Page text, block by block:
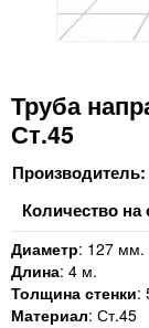
Труба
Ст.45
Производитель:
Количество на
Диаметр: 127 мм.
Длина: 4 м.
Толщина стенки:
Материал: Ст.45